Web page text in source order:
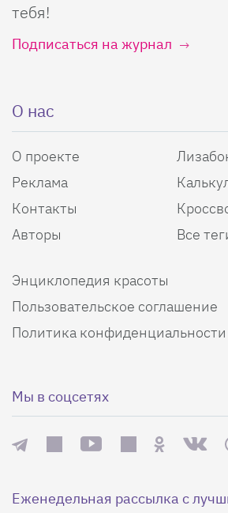
тебя!
Подписаться на журнал
О нас
О проекте
Реклама
Контакты
Авторы
Все
Энциклопедия красоты
Пользовательское соглашение
Политика конфиденциальности
Мы в соцсетях
Еженедельная рассылка с